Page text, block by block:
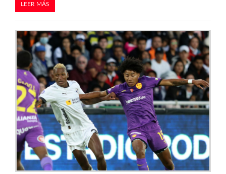
LEER MÁS